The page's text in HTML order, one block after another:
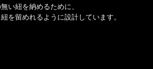
い紐を納めるために、
を留めれるように設計しています。